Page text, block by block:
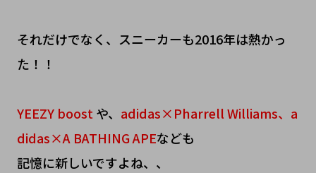
それだけでなく、スニーカーも2016年は熱かっ
た！！
YEEZY boostや、 adidas×Pharrell Williams、a
didas×A BATHING APEなども
記憶に新しいですよね、、